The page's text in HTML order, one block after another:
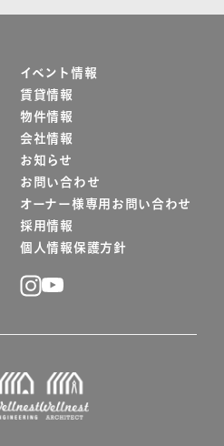
イベント情報
賃貸情報
物件情報
会社情報
お知らせ
お問い合わせ
オーナー様専用お問い合わせ
採用情報
個人情報保護方針